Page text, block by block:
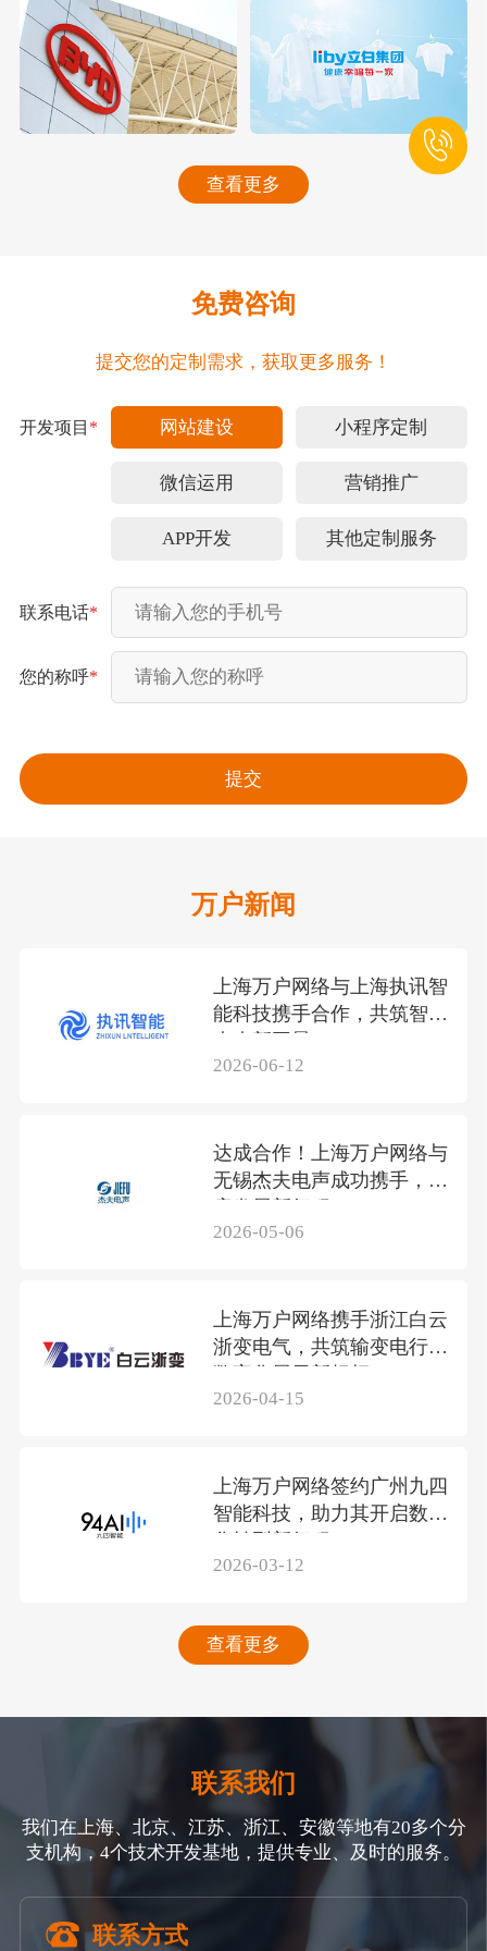
查看更多
免费咨询
提交您的定制需求，获取更多服务！
开发项目 * 网站建设 小程序定制
微信运用 营销推广
APP开发 其他定制服务
联系电话*
您的称呼*
万户新闻
上海万户网络与上海执讯智
能科技携手合作，共筑智联
2026-06-12
达成合作！上海万户网络与
无锡杰夫电声成功携手，共
2026-05-06
上海万户网络携手浙江白云
浙变电气，共筑输变电行业
数字化展示新标杆
2026-04-15
上海万户网络签约广州九四
智能科技，助力其开启数智
化转型新征程
2026-03-12
查看更多
联系我们
我们在上海、北京、江苏、浙江、安徽等地有20多个分
支机构，4个技术开发基地，提供专业、及时的服务。
联系方式